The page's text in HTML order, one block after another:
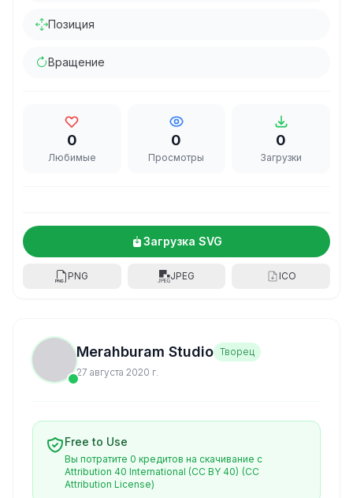
Позиция
Вращение
0
Любимые
0
Просмотры
0
Загрузки
Загрузка SVG
PNG JPEG ICO
Merahburam Studio Творец
27 августа 2020 г.
Free to Use
Вы потратите 0 кредитов на скачивание с
Attribution 40 International (CC BY 40) (CC
Attribution License)